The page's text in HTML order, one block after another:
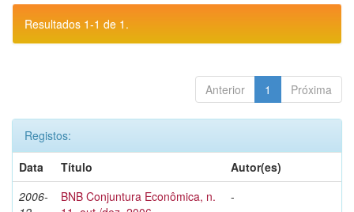
Resultados 1-1 de 1.
Anterior 1 Próxima
Registos:
Data
Título
Autor(es)
2006-
BNB Conjuntura Econômica, n.
-